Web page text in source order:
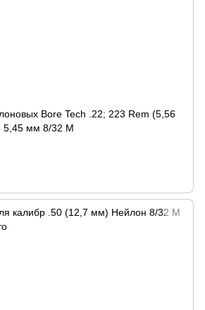
Bore Tech .22; 223 Rem (5,56
мм 8/32 M